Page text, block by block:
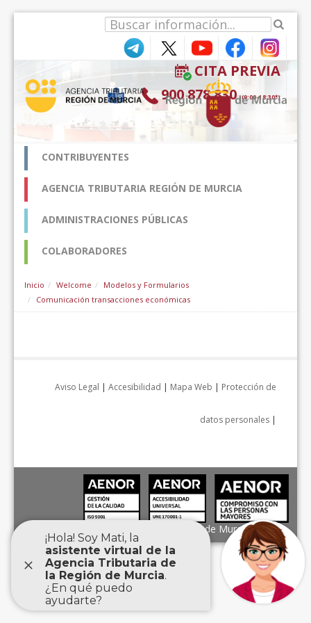
CITA PREVIA
900 878 830 (9:00-18:30*)
CONTRIBUYENTES
AGENCIA TRIBUTARIA REGIÓN DE MURCIA
ADMINISTRACIONES PÚBLICAS
COLABORADORES
Inicio Welcome
Modelos y Formularios
Comunicación transacciones económicas
Aviso Legal | Accesibilidad | Mapa Web | Protección de
datos personales |
Agencia Tributaria de la Región de Murcia